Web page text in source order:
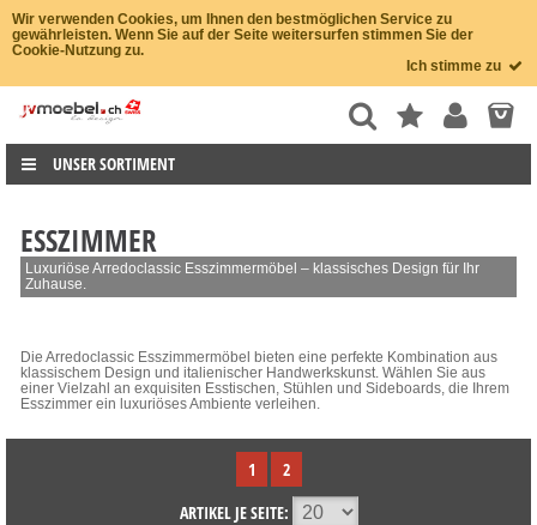
Wir verwenden Cookies, um Ihnen den bestmöglichen Service zu
gewährleisten. Wenn Sie auf der Seite weitersurfen stimmen Sie der
Cookie-Nutzung zu.
Ich stimme zu
UNSER SORTIMENT
ESSZIMMER
Luxuriöse Arredoclassic Esszimmermöbel – klassisches Design für Ihr
Zuhause.
Die Arredoclassic Esszimmermöbel bieten eine perfekte Kombination aus
klassischem Design und italienischer Handwerkskunst. Wählen Sie aus
einer Vielzahl an exquisiten Esstischen, Stühlen und Sideboards, die Ihrem
Esszimmer ein luxuriöses Ambiente verleihen.
1
2
ARTIKEL JE SEITE: